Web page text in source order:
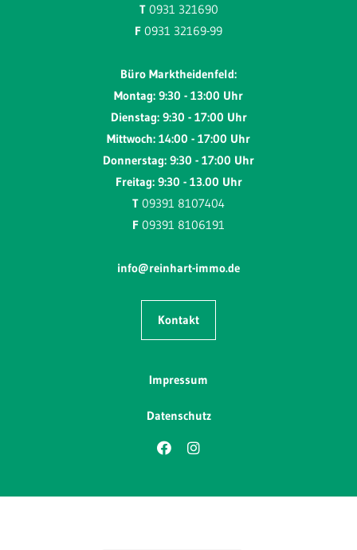
T 0931 321690
F 0931 32169-99
Büro Marktheidenfeld:
Montag: 9:30 - 13:00 Uhr
Dienstag: 9:30 - 17:00 Uhr
Mittwoch: 14:00 - 17:00 Uhr
Donnerstag: 9:30 - 17:00 Uhr
Freitag: 9:30 - 13.00 Uhr
T 09391 8107404
F 09391 8106191
info@reinhart-immo.de
Kontakt
Impressum
Datenschutz